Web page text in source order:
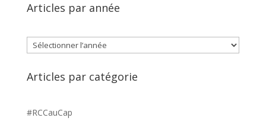
Articles par année
Archives
Articles par catégorie
#RCCauCap